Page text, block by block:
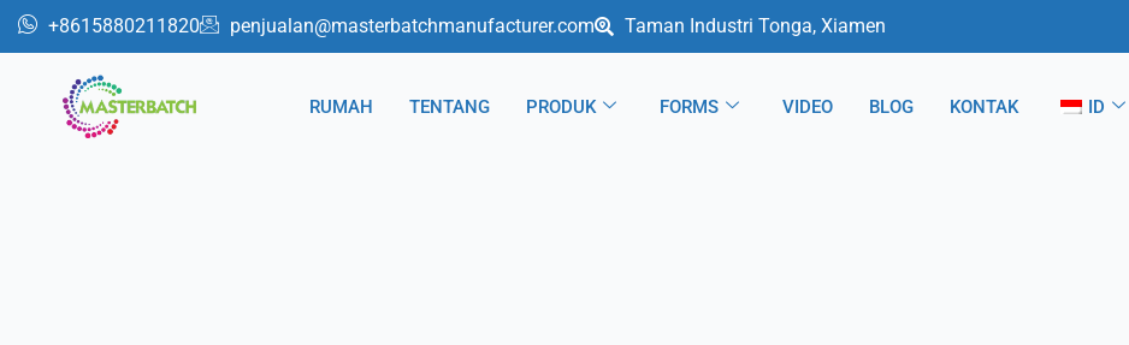
Lewati+8615880211820 penjualan@masterbatchmanufacturer.com Taman Industri Tonga, Xiamen
RUMAH TENTANG PRODUK FORMS VIDEO BLOG KONTAK ID